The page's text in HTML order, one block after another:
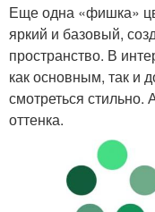
Еще одна «фишка»
яркий и базовый,
пространство. В
как основным, так и
смотреться стильно.
оттенка.